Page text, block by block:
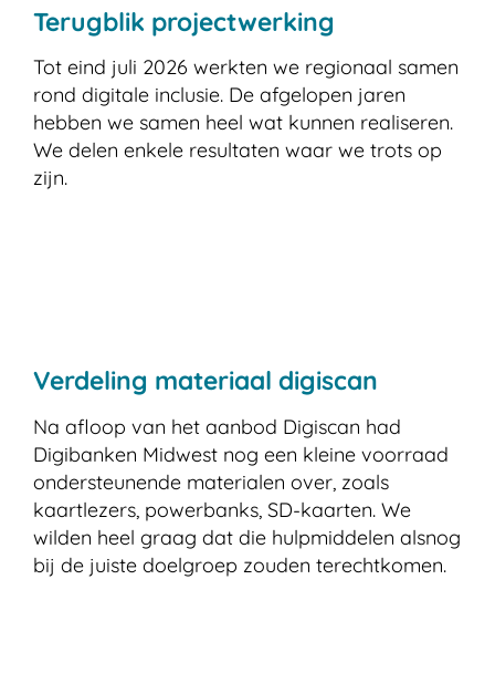
Terugblik projectwerking
Tot eind juli 2026 werkten we regionaal samen
rond digitale inclusie. De afgelopen jaren
hebben we samen heel wat kunnen realiseren.
We delen enkele resultaten waar we trots op
zijn.
Verdeling materiaal digiscan
Na afloop van het aanbod Digiscan had
Digibanken Midwest nog een kleine voorraad
ondersteunende materialen over, zoals
kaartlezers, powerbanks, SD-kaarten. We
wilden heel graag dat die hulpmiddelen alsnog
bij de juiste doelgroep zouden terechtkomen.